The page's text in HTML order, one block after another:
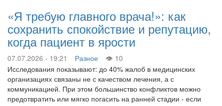
«Я требую главного врача!»: как
сохранить спокойствие и репутацию,
когда пациент в ярости
07.07.2026 - 19:21 Разное
10
Исследования показывают: до 40% жалоб в медицинских
организациях связаны не с качеством лечения, а с
коммуникацией. При этом большинство конфликтов можно
предотвратить или мягко погасить на ранней стадии - если